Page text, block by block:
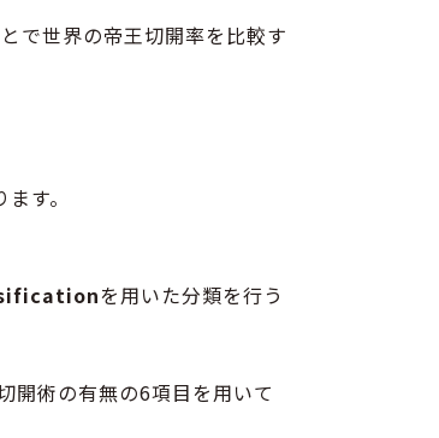
で世界の帝王切開率を比較す
す。
を用いた分類を行う
開術の有無の6項目を用いて